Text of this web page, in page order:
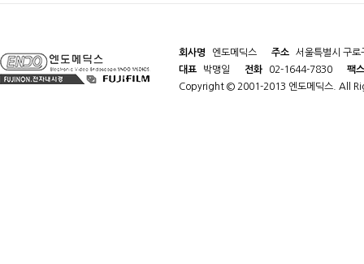
회사명 엔도메딕스 주소
서울특별시 구
대표
박맹일 전화 02-1644-7830
팩스
Copyright © 2001-2013 엔도메딕스. All